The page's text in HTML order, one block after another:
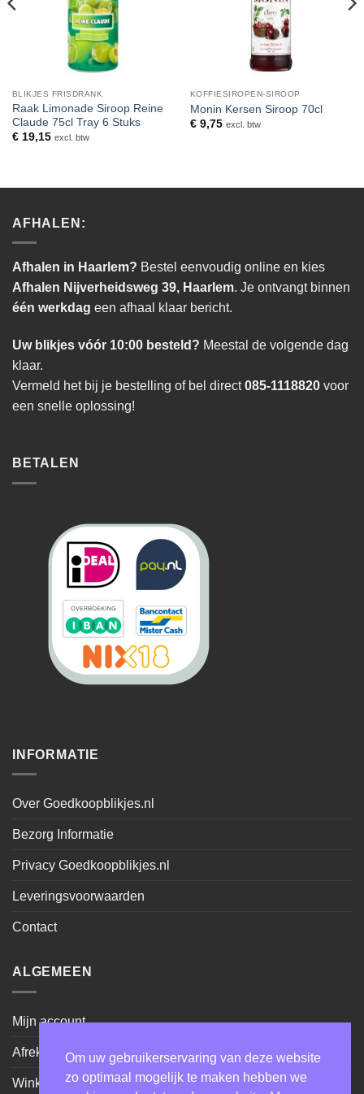
BLIKJES FRISDRANK
Raak Limonade Siroop Reine
Claude 75cl Tray 6 Stuks
€19,15 excl. btw
KOFFIESIROPEN-SIROOP
Monin Kersen Siroop 70cl
€9,75 excl. btw
AFHALEN:
Afhalen in Haarlem? Bestel eenvoudig online en kies
Afhalen Nijverheidsweg 39, Haarlem. Je ontvangt binnen
één werkdag een afhaal klaar bericht.
Uw blikjes vóór 10:00 besteld? Meestal de volgende dag
klaar.
Vermeld het bij je bestelling of bel direct085-1118820 voor
een snelle oplossing!
BETALEN
INFORMATIE
Over Goedkoopblikjes.nl
Bezorg Informatie
Privacy Goedkoopblikjes.nl
Leveringsvoorwaarden
Contact
ALGEMEEN
Mijn account
Afrekenen
Winkel
Om uw gebruikerservaring van deze website
zo optimaal mogelijk te maken hebben we